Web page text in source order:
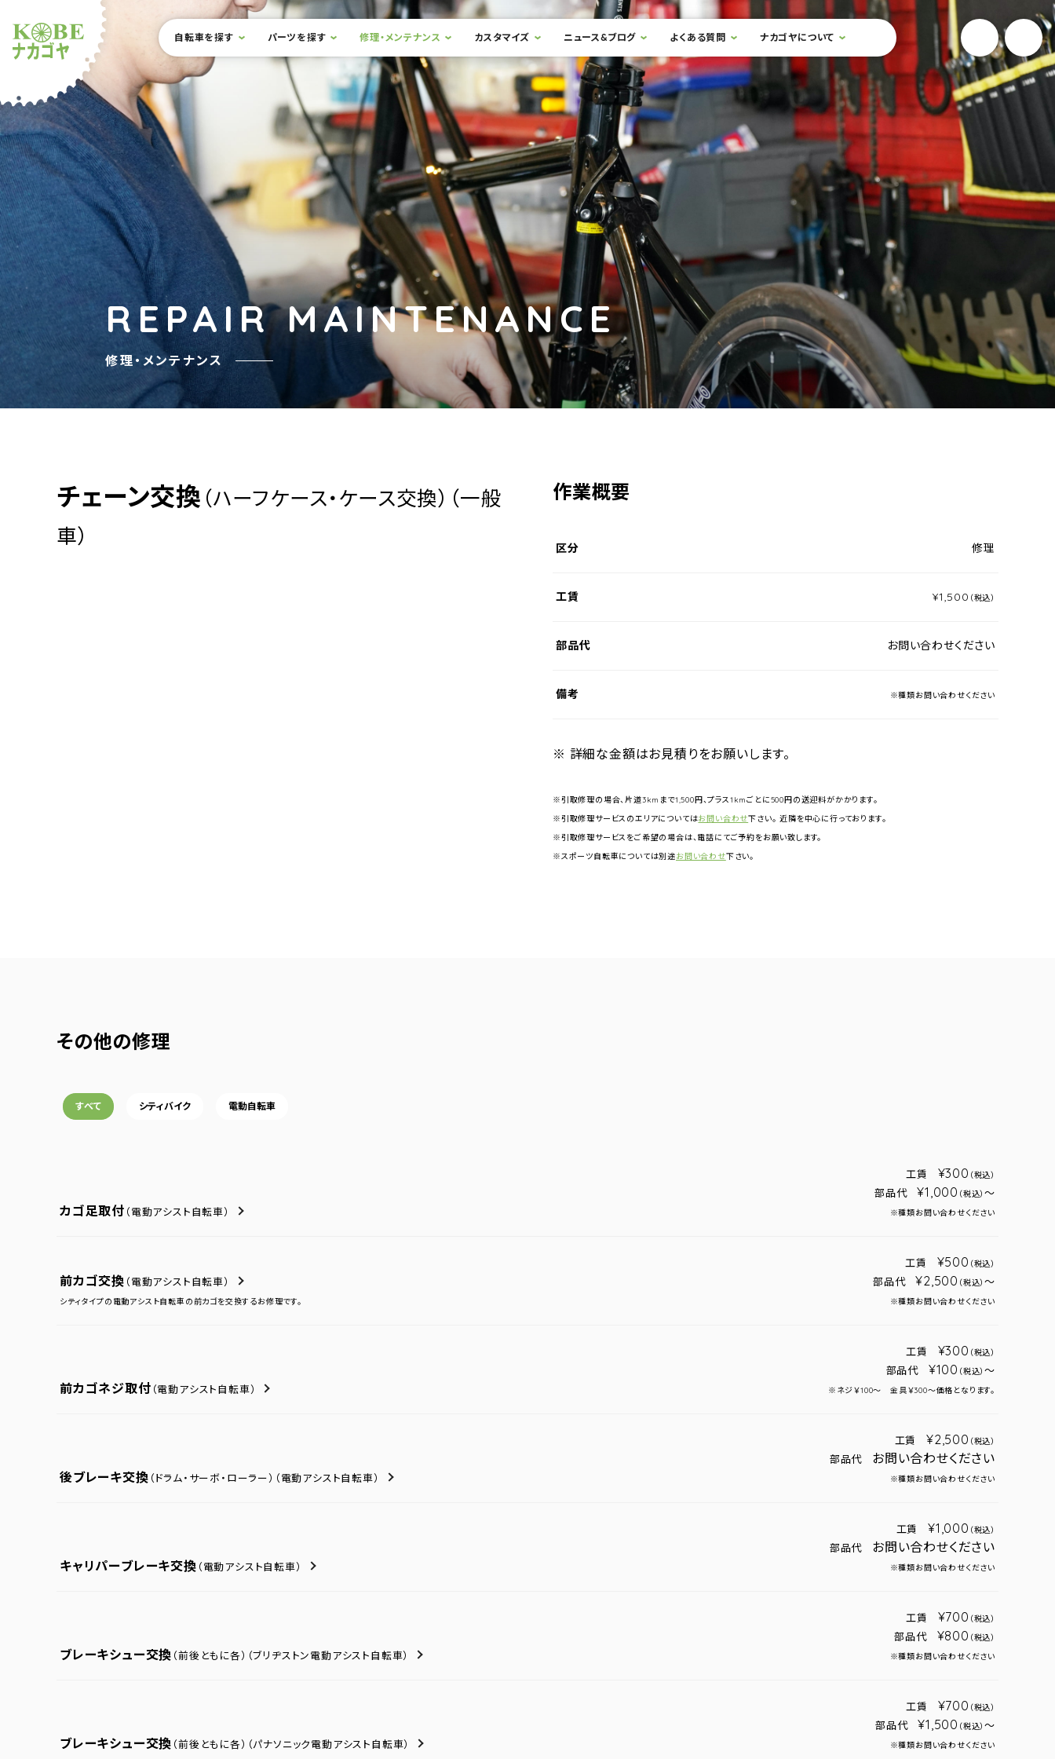
ショップナカゴヤ
サイト内メニュー
本文までスキップ
自転車を探す パーツを探す 修理・メンテナンス カスタマイズ ニュース&ブログ よくある質問 ナカゴヤについて 検索フォームを開閉する YouTube
REPAIR MAINTENANCE
修理・メンテナンス
チェーン交換 （ハーフケース・ケース交換） （一般
車）
作業概要
区分 修理
工賃 ¥1,500 （税込）
部品代 お問い合わせください
備考 ※種類お問い合わせください
※ 詳細な金額はお見積りをお願いします。
※引取修理の場合、片道3kmまで1,500円、プラス1kmごとに500円の送迎料がかかります。
※引取修理サービスのエリアについてはお問い合わせ下さい。 近隣を中心に行っております。
※引取修理サービスをご希望の場合は、電話にてご予約をお願い致します。
※スポーツ自転車については別途お問い合わせ下さい。
その他の修理
すべて シティバイク 電動自転車
カゴ足取付 （電動アシスト自転車）
工賃 ¥300 （税込）
部品代 ¥1,000 （税込）～
※種類お問い合わせください
前カゴ交換 （電動アシスト自転車）
シティタイプの電動アシスト自転車の前カゴを交換するお修理です。
工賃 ¥500 （税込）
部品代 ¥2,500 （税込）～
※種類お問い合わせください
前カゴネジ取付 （電動アシスト自転車）
工賃 ¥300 （税込）
部品代 ¥100 （税込）～
※ネジ￥100～ 金具￥300～価格となります。
後ブレーキ交換 （ドラム・サーボ・ローラー） （電動アシスト自転車）
工賃 ¥2,500 （税込）
部品代 お問い合わせください
※種類お問い合わせください
キャリパーブレーキ交換 （電動アシスト自転車）
工賃 ¥1,000 （税込）
部品代 お問い合わせください
※種類お問い合わせください
ブレーキシュー交換 （前後ともに各） （ブリヂストン電動アシスト自転車）
工賃 ¥700 （税込）
部品代 ¥800 （税込）
※種類お問い合わせください
ブレーキシュー交換 （前後ともに各） （パナソニック電動アシスト自転車）
工賃 ¥700 （税込）
部品代 ¥1,500 （税込）～
※種類お問い合わせください